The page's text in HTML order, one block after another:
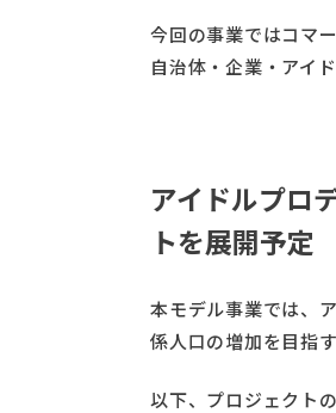
今回の事業ではコマ
自治体・企業・アイ
アイドルプロ
トを展開予定
本モデル事業では、
係人口の増加を目指
以下、プロジェクト